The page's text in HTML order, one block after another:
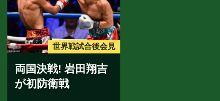
世界戦試合後会見
両国決戦! 岩田翔吉
が初防衛戦